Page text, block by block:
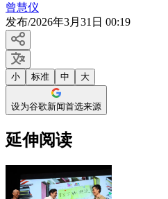
曾慧仪
发布/2026年3月31日 00:19
小 标准 中 大
设为谷歌新闻首选来源
延伸阅读